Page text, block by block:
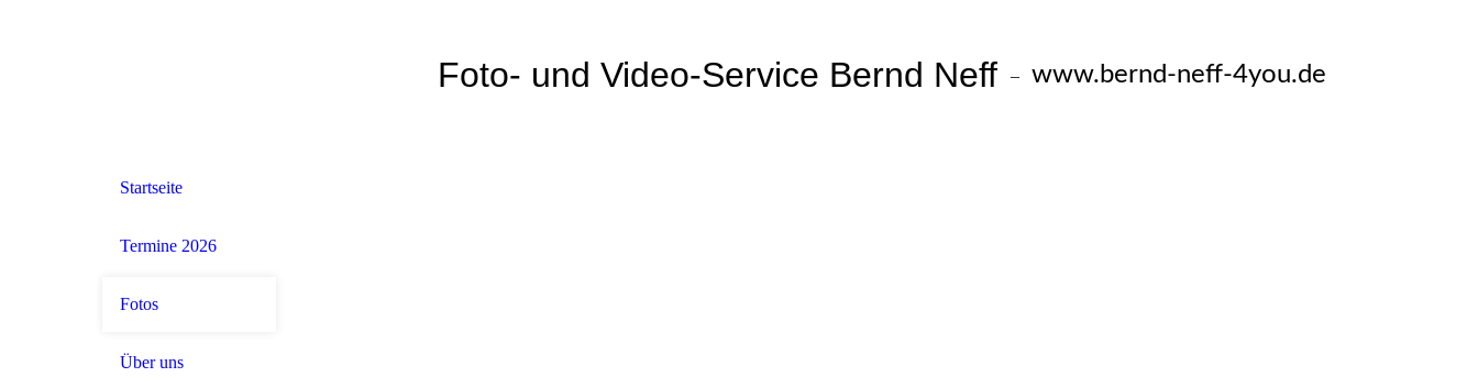
Foto- und Video-Service Bernd Neff – www.bernd-neff-4you.de
Startseite
Termine 2026
Fotos
Über uns